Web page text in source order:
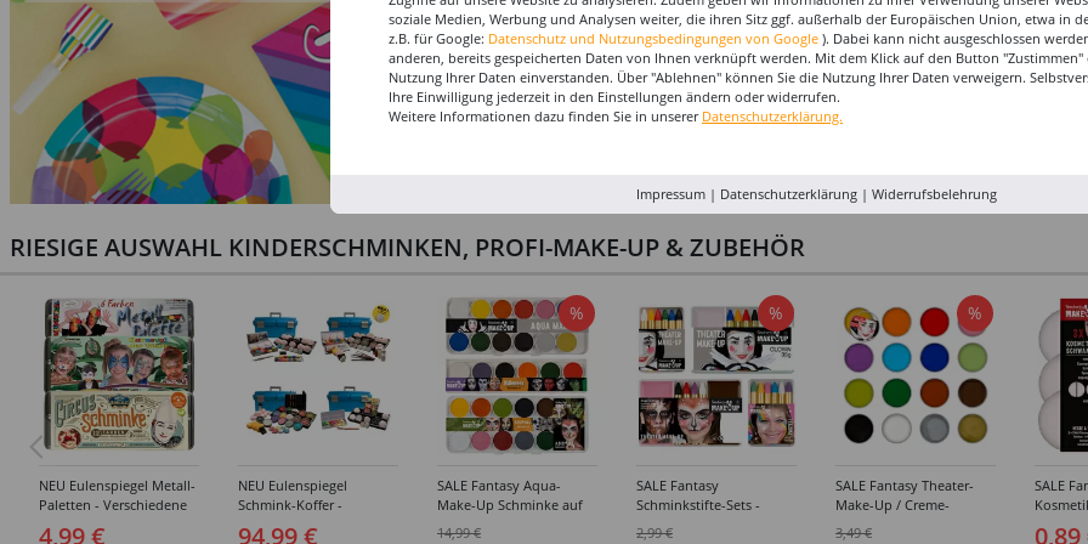
RIESIGE AUSWAHL KINDERSCHMINKEN, PROFI-MAKE-UP & ZUBEHÖR
NEU Eulenspiegel Metall-
Paletten - Verschiedene
4,99 €
NEU Eulenspiegel
Schmink-Koffer -
94,99 €
%
SALE Fantasy Aqua-
Make-Up Schminke auf
14,99 €
%
SALE Fantasy
Schminkstifte-Sets -
2,99 €
%
SALE Fantasy Theater-
Make-Up / Creme-
3,49 €
SALE
0,89
soziale Medien, Werbung und Analysen weiter, die ihren Sitz ggf. außerhalb der Europäischen Union, etwa in
z.B. für Google: Datenschutz und Nutzungsbedingungen von Google ). Dabei kann nicht ausgeschlossen
anderen, bereits gespeicherten Daten von Ihnen verknüpft werden. Mit dem Klick auf den Button "Zustimmen"
Nutzung Ihrer Daten einverstanden. Über "Ablehnen" können Sie die Nutzung Ihrer Daten verweigern.
Ihre Einwilligung jederzeit in den Einstellungen ändern oder widerrufen.
Weitere Informationen dazu finden Sie in unserer Datenschutzerklärung.
Impressum| Datenschutzerklärung| Widerrufsbelehrung